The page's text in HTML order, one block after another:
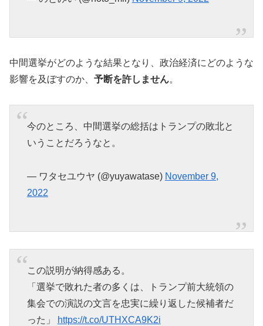
中間選挙がどのような結果となり、政治経済にどのような
影響を及ぼすのか、 予断を許しません。
今のところ、中間選挙の総括はトランプの敗北と
いうことだろうなと。
— ワタセユウヤ (@yuyawatase) November 9,
2022
この説明が納得感ある。
「選挙で敗れた者の多くは、トランプ前大統領の
集会での演説の文言を忠実に繰り返した候補者だ
った」
https://t.co/UTHXCA9K2i